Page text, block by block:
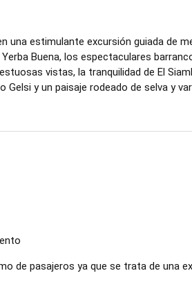
una estimulante excursión guiada de
Buena, los espectaculares
vistas, la tranquilidad de El
Gelsi y un paisaje rodeado de selva y
de pasajeros ya que se trata de una